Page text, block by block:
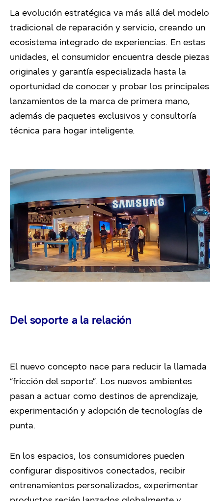
La evolución estratégica va más allá del modelo
tradicional de reparación y servicio, creando un
ecosistema integrado de experiencias. En estas
unidades, el consumidor encuentra desde piezas
originales y garantía especializada hasta la
oportunidad de conocer y probar los principales
lanzamientos de la marca de primera mano,
además de paquetes exclusivos y consultoría
técnica para hogar inteligente.
Del soporte a la relación
El nuevo concepto nace para reducir la llamada
“fricción del soporte”. Los nuevos ambientes
pasan a actuar como destinos de aprendizaje,
experimentación y adopción de tecnologías de
punta.
En los espacios, los consumidores pueden
configurar dispositivos conectados, recibir
entrenamientos personalizados, experimentar